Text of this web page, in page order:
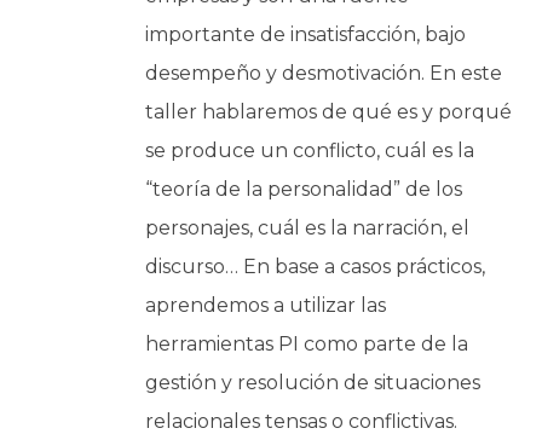
importante de insatisfacción, bajo
desempeño y desmotivación. En este
taller hablaremos de qué es y porqué
se produce un conflicto, cuál es la
“teoría de la personalidad” de los
personajes, cuál es la narración, el
discurso… En base a casos prácticos,
aprendemos a utilizar las
herramientas PI como parte de la
gestión y resolución de situaciones
relacionales tensas o conflictivas.